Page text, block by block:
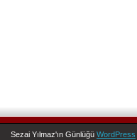
Sezai Yılmaz'ın Günlüğü WordPress